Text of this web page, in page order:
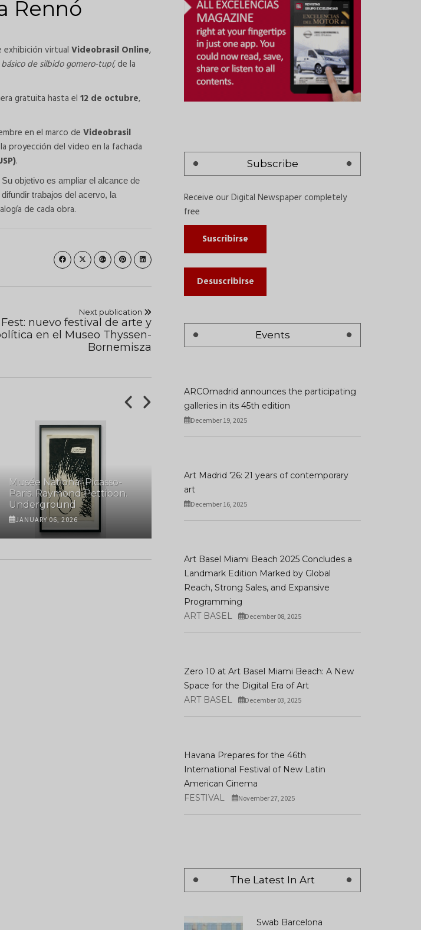
Rennó
exhibición virtual Videobrasil Online,
de silbido gomero-tupí, de la
gratuita hasta el 12 de octubre,
en el marco de Videobrasil
proyección del video en la fachada
.
objetivo es ampliar el alcance de
trabajos del acervo, la
de cada obra.
Next publication
nuevo festival de arte y
en el Museo Thyssen-
Bornemisza
Musée National Picasso-
Paris. Raymond Pettibon.
Underground
JANUARY 06, 2026
Charmaine Poh’s First
Institutional Solo Exhibition
In Berlin
Julia Stoschek
Presents What A
Subscribe
Receive our Digital Newspaper completely
free
Suscribirse
Desuscribirse
Events
ARCOmadrid announces the participating
galleries in its 45th edition
December 19, 2025
Art Madrid '26: 21 years of contemporary
art
December 16, 2025
Art Basel Miami Beach 2025 Concludes a
Landmark Edition Marked by Global
Reach, Strong Sales, and Expansive
Programming
ART BASEL
December 08, 2025
Zero 10 at Art Basel Miami Beach: A New
Space for the Digital Era of Art
ART BASEL
December 03, 2025
Havana Prepares for the 46th
International Festival of New Latin
American Cinema
FESTIVAL
November 27, 2025
The Latest In Art
Swab Barcelona